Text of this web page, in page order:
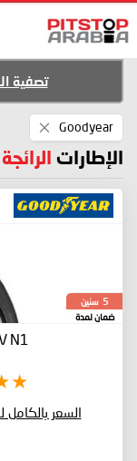
تصفية
Goodyear
This
Item
الإطارات الرائجة
5 سنين
ضمان لمدة
N1
السعر بالكامل